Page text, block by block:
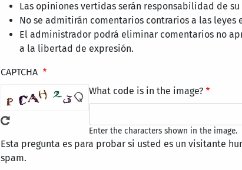
Las opiniones vertidas serán responsabilidad de
No se admitirán comentarios contrarios a las leyes
El administrador podrá eliminar comentarios no
a la libertad de expresión.
CAPTCHA
What code is in the image?
Enter the characters shown in the image.
Esta pregunta es para probar si usted es un visitante
spam.